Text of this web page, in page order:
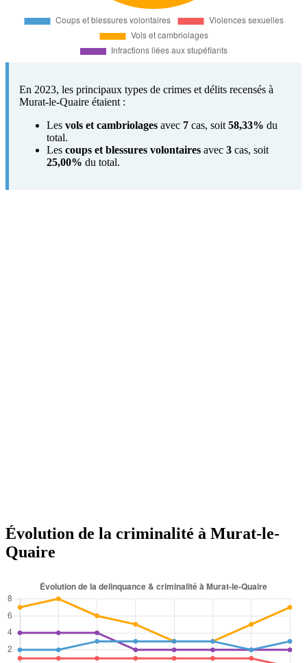
En 2023, les principaux types de crimes et délits recensés à
Murat-le-Quaire étaient :
Les vols et cambriolages avec 7 cas, soit 58,33% du
total.
Les coups et blessures volontaires avec 3 cas, soit
25,00% du total.
Évolution de la criminalité à Murat-le-
Quaire